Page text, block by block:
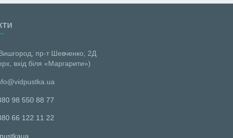
пр-т Шевченко, 2Д
вхід біля «Маргарити»)
98 550 88 77
66 122 11 22